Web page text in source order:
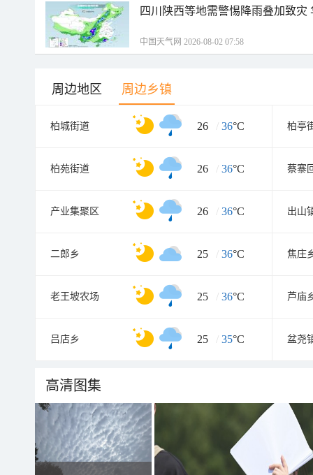
四川陕西等地需警惕降雨叠加致
中国天气网 2026-08-02 07:58
周边地区 周边乡镇
柏城街道 26 / 36°C 柏亭
柏苑街道 26 / 36°C 蔡寨
产业集聚区 26 / 36°C 出山
二郎乡 25 / 36°C 焦庄
老王坡农场 25 / 36°C 芦庙
吕店乡 25 / 35°C 盆尧
高清图集